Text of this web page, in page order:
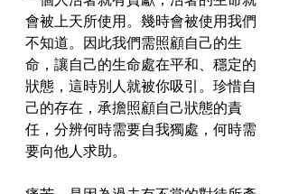
會被上天所使用。幾時會被使用我們
不知道。因此我們需照顧自己的生
命，讓自己的生命處在平和、穩定的
狀態，這時別人就被你吸引。珍惜自
己的存在，承擔照顧自己狀態的責
任，分辨何時需要自我獨處，何時需
要向他人求助。